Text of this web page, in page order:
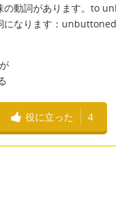
の動詞があります。to
になります：unbuttoned.
役に立った 4